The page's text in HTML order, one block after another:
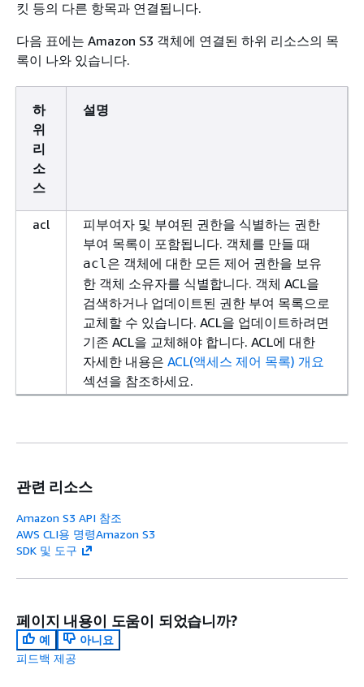
킷 등의 다른 항목과 연결됩니다.
다음 표에는 Amazon S3 객체에 연결된 하위 리소스의 목
록이 나와 있습니다.
하
위
리
소
스
설명
acl
피부여자 및 부여된 권한을 식별하는 권한
부여 목록이 포함됩니다. 객체를 만들 때
acl은 객체에 대한 모든 제어 권한을 보유
한 객체 소유자를 식별합니다. 객체 ACL을
검색하거나 업데이트된 권한 부여 목록으로
교체할 수 있습니다. ACL을 업데이트하려면
기존 ACL을 교체해야 합니다. ACL에 대한
자세한 내용은 ACL(액세스 제어 목록) 개요
섹션을 참조하세요.
관련 리소스
Amazon S3 API 참조
AWS CLI용 명령Amazon S3
SDK 및 도구
페이지 내용이 도움이 되었습니까?
예
아니요
피드백 제공